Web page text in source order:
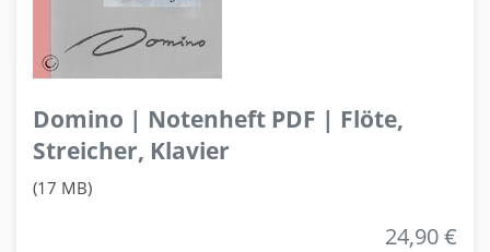
Domino | Notenheft PDF | Flöte,
Streicher, Klavier
(17 MB)
24,90 €